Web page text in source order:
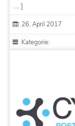
… ]
26. April 2017
Kategorie: